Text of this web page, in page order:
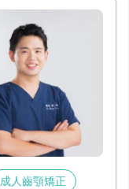
成人齒顎矯正